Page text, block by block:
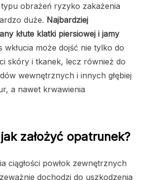
obrażeń ryzyko zakażenia
duże. Najbardziej
kłute klatki piersiowej i jamy
wkłucia może dojść nie tylko do
skóry i tkanek, lecz również do
wewnętrznych i innych głębiej
a nawet krwawienia
założyć opatrunek?
ciągłości powłok zewnętrznych
dochodzi do uszkodzenia